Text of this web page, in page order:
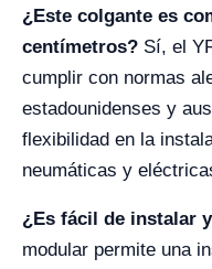
¿Este colgante es
centímetros? Sí, el
cumplir con normas
estadounidenses y
flexibilidad en la
neumáticas y
¿Es fácil de instalar
modular permite una